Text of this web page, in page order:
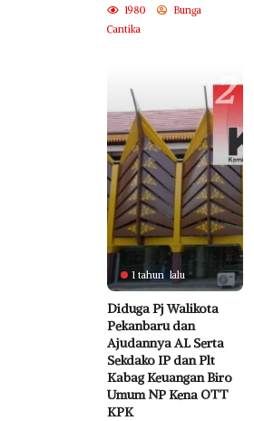
1980
Bunga
Cantika
2
1 tahun lalu
Diduga Pj Walikota
Pekanbaru dan
Ajudannya AL Serta
Sekdako IP dan Plt
Kabag Keuangan Biro
Umum NP Kena OTT
KPK